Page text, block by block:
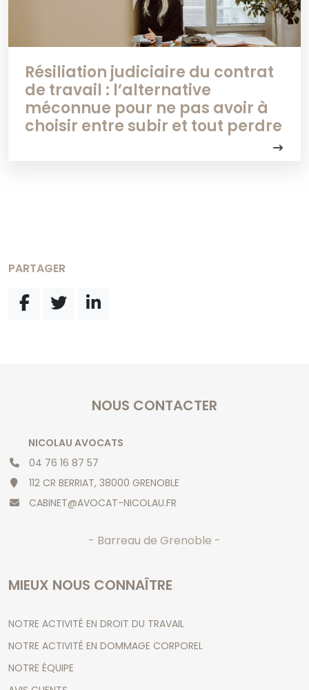
Résiliation judiciaire du contrat
de travail : l’alternative
méconnue pour ne pas avoir à
choisir entre subir et tout perdre
PARTAGER
MIEUX NOUS CONNAÎTRE
NOTRE ACTIVITÉ EN DROIT DU TRAVAIL
NOTRE ACTIVITÉ EN DOMMAGE CORPOREL
NOTRE ÉQUIPE
NOUS CONTACTER
NICOLAU AVOCATS
04 76 16 87 57
112 CR BERRIAT, 38000 GRENOBLE
CABINET@AVOCAT-NICOLAU.FR
- Barreau de Grenoble -